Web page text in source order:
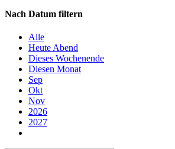
Nach Datum filtern
Alle
Heute Abend
Dieses Wochenende
Diesen Monat
Sep
Okt
Nov
2026
2027